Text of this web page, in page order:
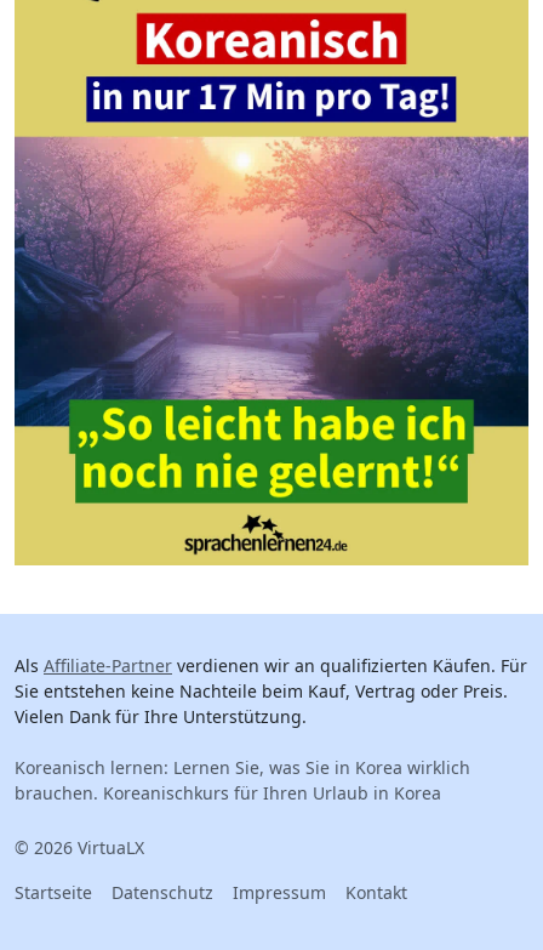
Als Affiliate-Partner verdienen wir an qualifizierten Käufen. Für
Sie entstehen keine Nachteile beim Kauf, Vertrag oder Preis.
Vielen Dank für Ihre Unterstützung.
Koreanisch lernen: Lernen Sie, was Sie in Korea wirklich
brauchen. Koreanischkurs für Ihren Urlaub in Korea
© 2026 VirtuaLX
Startseite
Datenschutz Impressum Kontakt